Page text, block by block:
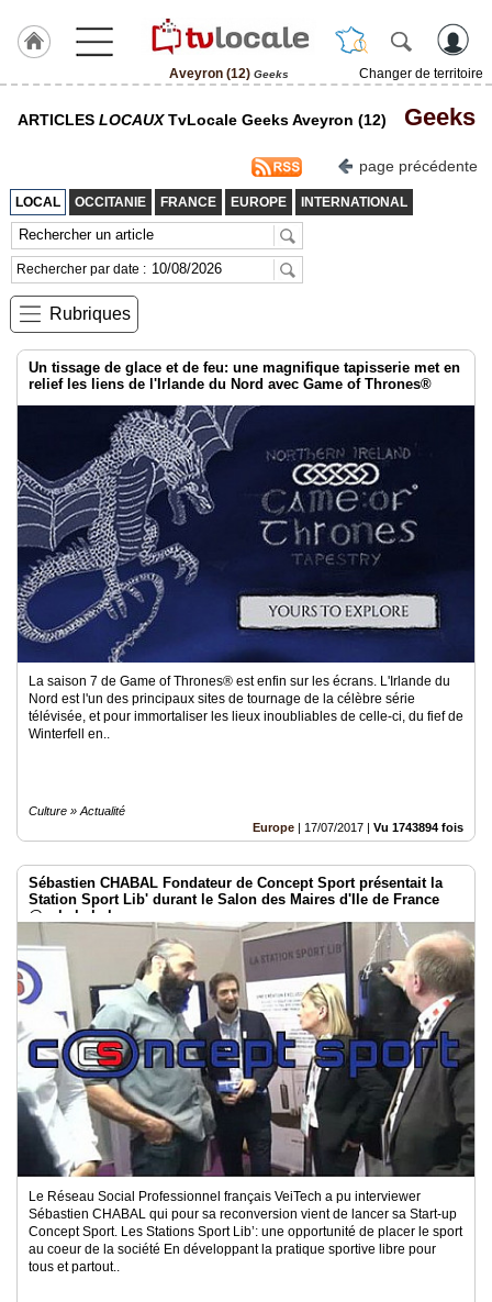
Aveyron (12) Geeks
Changer de territoire
Aveyron
(12)
TvLocale
France
Accueil
RUBRIQUES
Gazette
Vidéos
Médias
groupe
Blogs
Prémium
Inscription
annuaire
ARTICLES LOCAUXTvLocale Geeks Aveyron (12) Geeks
page précédente
LOCAL OCCITANIE FRANCE EUROPE INTERNATIONAL
Rechercher par date :
Rubriques
Un tissage de glace et de feu: une magnifique tapisserie met en
relief les liens de l'Irlande du Nord avec Game of Thrones®
La saison 7 de Game of Thrones® est enfin sur les écrans. L'Irlande du
Nord est l'un des principaux sites de tournage de la célèbre série
télévisée, et pour immortaliser les lieux inoubliables de celle-ci, du fief de
Winterfell en..
Culture » Actualité
Europe | 17/07/2017 | Vu 1743894 fois
Sébastien CHABAL Fondateur de Concept Sport présentait la
Station Sport Lib' durant le Salon des Maires d'Ile de France
@sebchabal
Le Réseau Social Professionnel français VeiTech a pu interviewer
Sébastien CHABAL qui pour sa reconversion vient de lancer sa Start-up
Concept Sport. Les Stations Sport Lib’: une opportunité de placer le sport
au coeur de la société En développant la pratique sportive libre pour
tous et partout..